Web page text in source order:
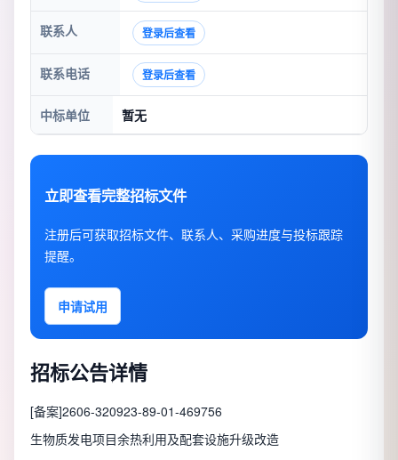
联系人 登录后查看
联系电话 登录后查看
中标单位 暂无
立即查看完整招标文件
注册后可获取招标文件、联系人、采购进度与投标跟踪
提醒。
申请试用
招标公告详情
[备案]2606-320923-89-01-469756
生物质发电项目余热利用及配套设施升级改造